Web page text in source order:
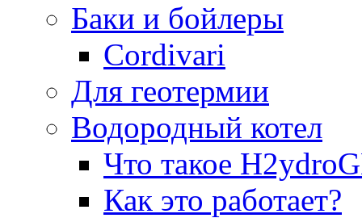
Баки и бойлеры
Cordivari
Для геотермии
Водородный котел
Что такое
Как это работает?